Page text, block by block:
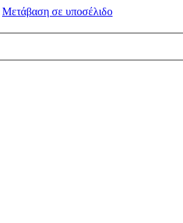
Μετάβαση σε υποσέλιδο